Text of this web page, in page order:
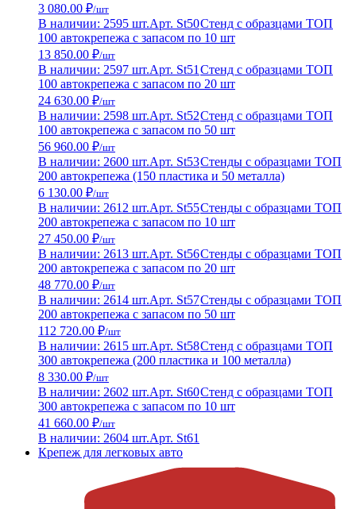
3 080.00 ₽/шт
В наличии: 2595 шт.Арт. St50Стенд с образцами ТОП
100 автокрепежа с запасом по 10 шт
13 850.00 ₽/шт
В наличии: 2597 шт.Арт. St51 Стенд с образцами ТОП
100 автокрепежа с запасом по 20 шт
24 630.00 ₽/шт
В наличии: 2598 шт.Арт. St52Стенд с образцами ТОП
100 автокрепежа с запасом по 50 шт
56 960.00 ₽/шт
В наличии: 2600 шт.Арт. St53Стенды с образцами ТОП
200 автокрепежа (150 пластика и 50 металла)
6 130.00 ₽/шт
В наличии: 2612 шт.Арт. St55Стенды с образцами ТОП
200 автокрепежа с запасом по 10 шт
27 450.00 ₽/шт
В наличии: 2613 шт.Арт. St56Стенды с образцами ТОП
200 автокрепежа с запасом по 20 шт
48 770.00 ₽/шт
В наличии: 2614 шт.Арт. St57Стенды с образцами ТОП
200 автокрепежа с запасом по 50 шт
112 720.00 ₽/шт
В наличии: 2615 шт.Арт. St58Стенд с образцами ТОП
300 автокрепежа (200 пластика и 100 металла)
8 330.00 ₽/шт
В наличии: 2602 шт.Арт. St60Стенд с образцами ТОП
300 автокрепежа с запасом по 10 шт
41 660.00 ₽/шт
В наличии: 2604 шт.Арт. St61
Крепеж для легковых авто